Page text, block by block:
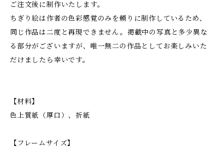
ご注文後に制作いたします。
ちぎり絵は作者の色彩感覚のみを頼りに制作しているため、
同じ作品は二度と再現できません。掲載中の写真と多少異な
る部分がございますが、唯一無二の作品としてお楽しみいた
だけましたら幸いです。
【材料】
色上質紙（厚口）、折紙
【フレームサイズ】